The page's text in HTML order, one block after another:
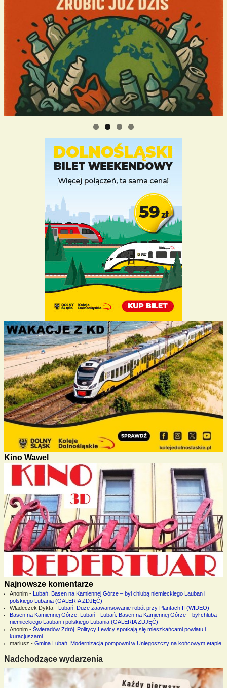
Kino Wawel
Najnowsze komentarze
Anonim- Lubań. Basen na Kamiennej Górze – był chlubą niemieckiego Lauban i
polskiego Lubania (GALERIA ZDJĘĆ)
Władeczek Dykta- Lubań. Duże zaawansowanie robót przy Plantach II (WIDEO)
Basen na Kamiennej Górze. Lubań- Lubań. Basen na Kamiennej Górze – był chlubą
niemieckiego Lauban i polskiego Lubania (GALERIA ZDJĘĆ)
Anonim- Świeradów Zdrój. Politycy Lewicy spotkają się mieszkańcami powiatu i
kuracjuszami
mariusz - Gmina Lubań. Modernizacja pompowni w Uniegoszczy na końcowym etapie
Nadchodzące wydarzenia